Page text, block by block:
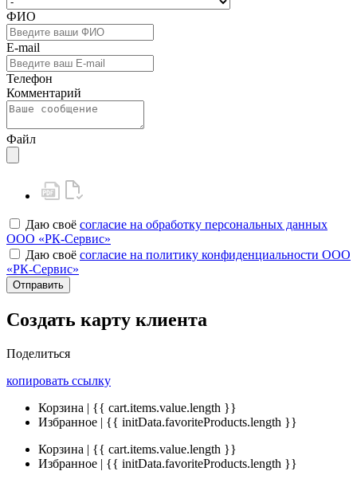
ФИО
E-mail
Телефон
Комментарий
Файл
Даю своё согласие на обработку персональных данных
ООО «РК-Сервис»
Даю своё согласие на политику конфиденциальности ООО
«РК-Сервис»
Отправить
Создать карту клиента
Поделиться
копировать ссылку
Корзина | {{ cart.items.value.length }}
Избранное | {{ initData.favoriteProducts.length }}
Корзина | {{ cart.items.value.length }}
Избранное | {{ initData.favoriteProducts.length }}